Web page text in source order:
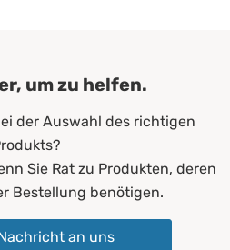
Grün
200 g/m²
Allergiker*innen
Krankenhäuser
Erwachsene
Kinder
um zu helfen.
der Auswahl des richtigen
Sie Rat zu Produkten, deren
Bestellung benötigen.
an uns